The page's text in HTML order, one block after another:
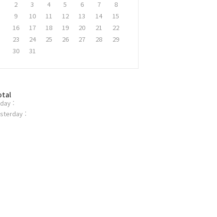
2
3 4 5 6 7
8
9
10 11 12 13 14
15
16
17 18 19 20 21
22
23
24 25 26 27 28
29
30
31
:
: